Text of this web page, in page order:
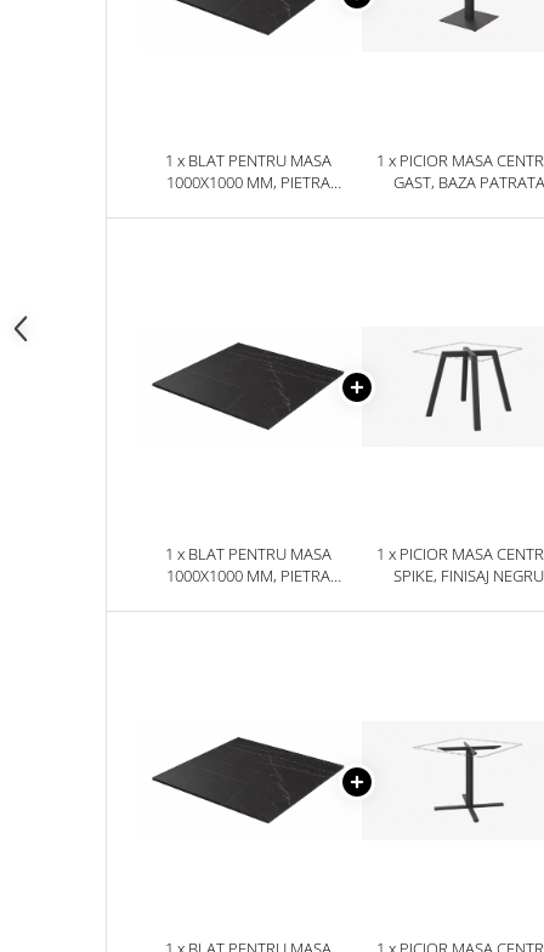
1 x BLAT PENTRU MASA
1000X1000 MM, PIETRA
1 x PICIOR MASA
GAST, BAZA PATRATA
GAST
1 x BLAT PENTRU MASA
1000X1000 MM, PIETRA
1 x PICIOR MASA
SPIKE, FINISAJ NEGRU